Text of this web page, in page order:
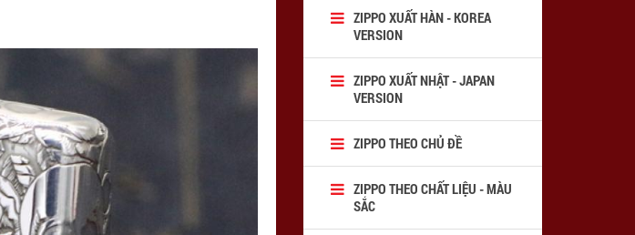
ZIPPO XUẤT HÀN - KOREA
VERSION
ZIPPO XUẤT NHẬT - JAPAN
VERSION
ZIPPO THEO CHỦ ĐỀ
ZIPPO THEO CHẤT LIỆU - MÀU
SẮC